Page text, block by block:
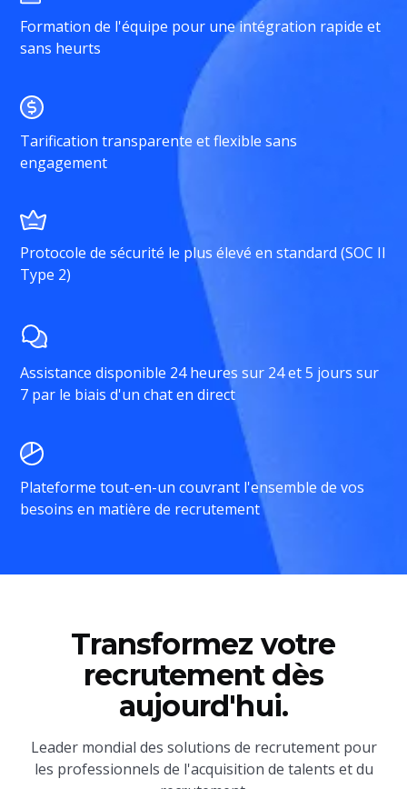
Formation de l'équipe pour une intégration rapide et
sans heurts
Tarification transparente et flexible sans
engagement
Protocole de sécurité le plus élevé en standard (SOC II
Type 2)
Assistance disponible 24 heures sur 24 et 5 jours sur
7 par le biais d'un chat en direct
Plateforme tout-en-un couvrant l'ensemble de vos
besoins en matière de recrutement
Transformez votre
recrutement dès
aujourd'hui.
Leader mondial des solutions de recrutement pour
les professionnels de l'acquisition de talents et du